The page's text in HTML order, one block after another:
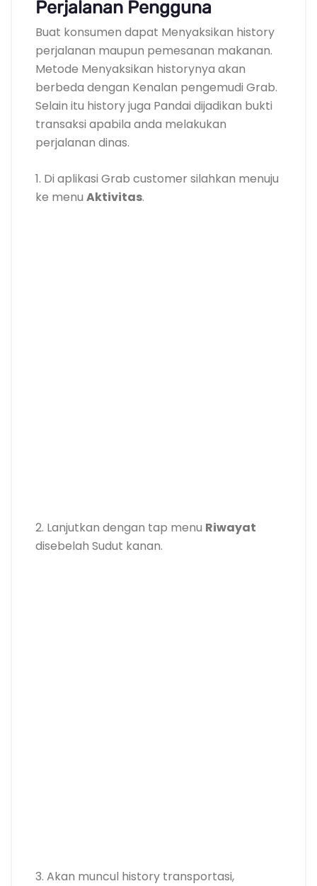
Perjalanan Pengguna
Buat konsumen dapat Menyaksikan history
perjalanan maupun pemesanan makanan.
Metode Menyaksikan historynya akan
berbeda dengan Kenalan pengemudi Grab.
Selain itu history juga Pandai dijadikan bukti
transaksi apabila anda melakukan
perjalanan dinas.
1. Di aplikasi Grab customer silahkan menuju
ke menu Aktivitas.
2. Lanjutkan dengan tap menu Riwayat
disebelah Sudut kanan.
3. Akan muncul history transportasi,